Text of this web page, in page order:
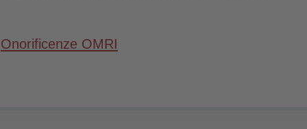
Onorificenze OMRI